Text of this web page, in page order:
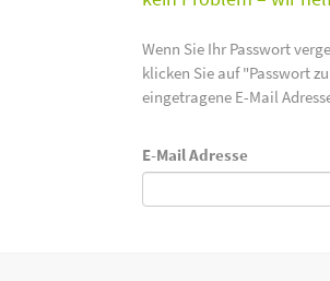
Wenn Sie Ihr Passwort
klicken Sie auf "Passwort
eingetragene E-Mail
E-Mail Adresse